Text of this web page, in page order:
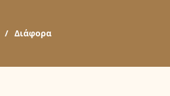
/ Διάφορα